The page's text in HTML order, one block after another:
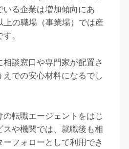
いる企業は増加傾向にあ
上の職場（事業場）では産
。
相談窓口や専門家が配置さ
での安心材料になるでし
の転職エージェントをはじ
スや機関では、就職後も相
フォローとして利用でき